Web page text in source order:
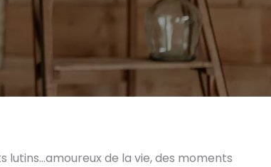
lutins…amoureux de la vie, des moments